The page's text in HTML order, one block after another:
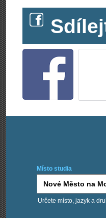
Místo studia
Určete místo, jazyk a